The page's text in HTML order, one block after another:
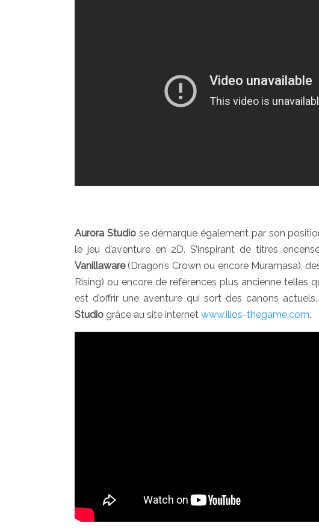
Aurora Studiose démarque également par son
le jeu d’aventure en 2D. S’inspirant de titres
Vanillaware(Dragon’s Crown ou encore Muramasa),
Rising) ou encore de références plus ancienne telles
est d’offrir une aventure qui sort des canons
Studio grâce au site internet www.ilios-thegame.com.